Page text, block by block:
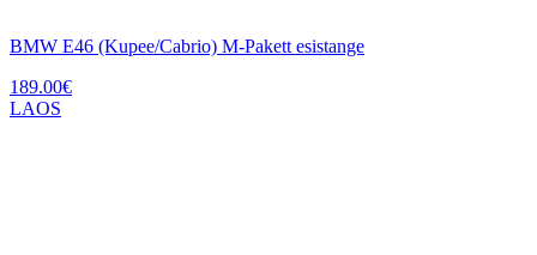
BMW E46 (Kupee/Cabrio) M-Pakett esistange
189.00€
LAOS